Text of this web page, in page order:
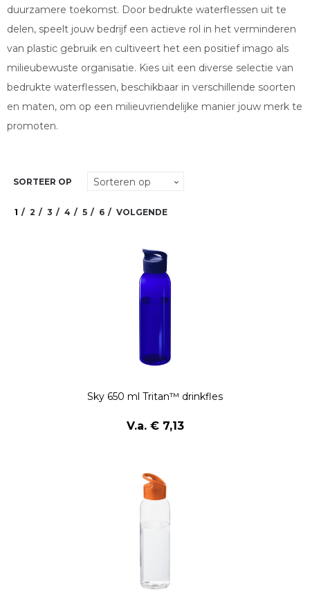
duurzamere toekomst. Door bedrukte waterflessen uit te
delen, speelt jouw bedrijf een actieve rol in het verminderen
van plastic gebruik en cultiveert het een positief imago als
milieubewuste organisatie. Kies uit een diverse selectie van
bedrukte waterflessen, beschikbaar in verschillende soorten
en maten, om op een milieuvriendelijke manier jouw merk te
promoten.
SORTEER OP
1 2 3 4 5 6 VOLGENDE
Sky 650 ml Tritan™ drinkfles
V.a. € 7,13